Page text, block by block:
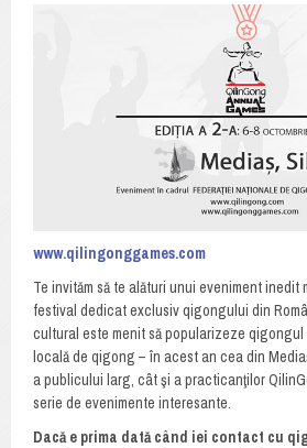
www.qilingonggames.com
Te invităm să te alături unui eveniment inedit
festival dedicat exclusiv qigongului din
cultural este menit să popularizeze
locală de qigong – în acest an cea din
a publicului larg, cât şi a practicanţilor
serie de evenimente interesante.
Dacă e prima dată când iei contact cu